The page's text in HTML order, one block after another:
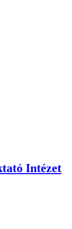
Intézet